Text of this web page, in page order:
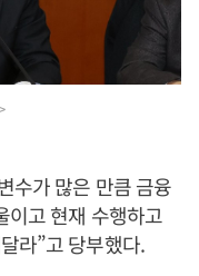
수가 많은 만큼 금융
이고 현재 수행하고
라”고 당부했다.